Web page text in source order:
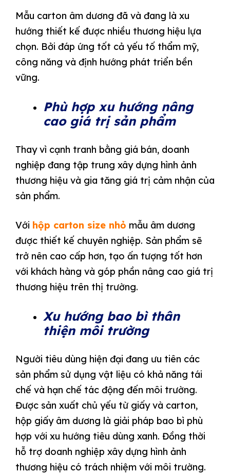
Mẫu carton âm dương đã và đang là xu
hướng thiết kế được nhiều thương hiệu lựa
chọn. Bởi đáp ứng tốt cả yếu tố thẩm mỹ,
công năng và định hướng phát triển bền
vững.
Phù hợp xu hướng nâng
cao giá trị sản phẩm
Thay vì cạnh tranh bằng giá bán, doanh
nghiệp đang tập trung xây dựng hình ảnh
thương hiệu và gia tăng giá trị cảm nhận của
sản phẩm.
Với hộp carton size nhỏ mẫu âm dương
được thiết kế chuyên nghiệp. Sản phẩm sẽ
trở nên cao cấp hơn, tạo ấn tượng tốt hơn
với khách hàng và góp phần nâng cao giá trị
thương hiệu trên thị trường.
Xu hướng bao bì thân
thiện môi trường
Người tiêu dùng hiện đại đang ưu tiên các
sản phẩm sử dụng vật liệu có khả năng tái
chế và hạn chế tác động đến môi trường.
Được sản xuất chủ yếu từ giấy và carton,
hộp giấy âm dương là giải pháp bao bì phù
hợp với xu hướng tiêu dùng xanh. Đồng thời
hỗ trợ doanh nghiệp xây dựng hình ảnh
thương hiệu có trách nhiệm với môi trường.